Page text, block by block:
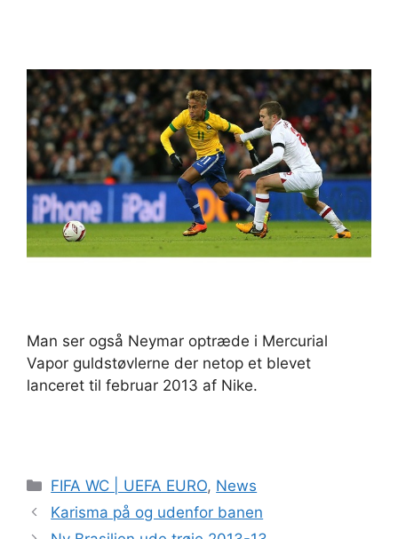
Man ser også Neymar optræde i Mercurial
Vapor guldstøvlerne der netop et blevet
lanceret til februar 2013 af Nike.
Kategorier
FIFA WC | UEFA EURO, News
Karisma på og udenfor banen